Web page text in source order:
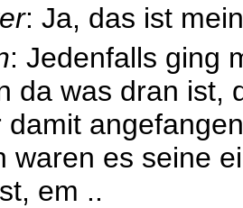
: Ja, das ist
: Jedenfalls ging
da was dran ist,
damit
waren es seine
em ..